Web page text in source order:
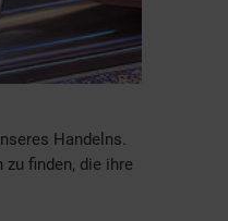
Handelns.
finden, die ihre